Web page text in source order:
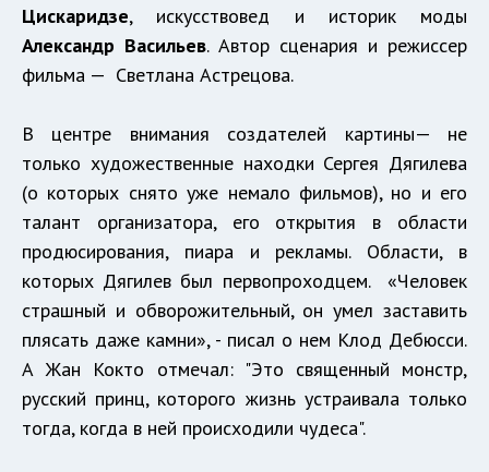
Цискаридзе, искусствовед и историк моды
Александр Васильев. Автор сценария и режиссер
фильма — Светлана Астрецова.
В центре внимания создателей картины— не
только художественные находки Сергея Дягилева
(о которых снято уже немало фильмов), но и его
талант организатора, его открытия в области
продюсирования, пиара и рекламы. Области, в
которых Дягилев был первопроходцем. «Человек
страшный и обворожительный, он умел заставить
плясать даже камни», - писал о нем Клод Дебюсси.
А Жан Кокто отмечал: "Это священный монстр,
русский принц, которого жизнь устраивала только
тогда, когда в ней происходили чудеса".